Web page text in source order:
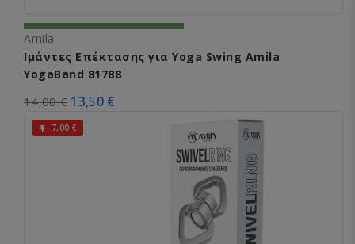
Amila
Ιμάντες Επέκτασης για Yoga Swing Amila
YogaBand 81788
14,00 € 13,50 €
 -7,00 €